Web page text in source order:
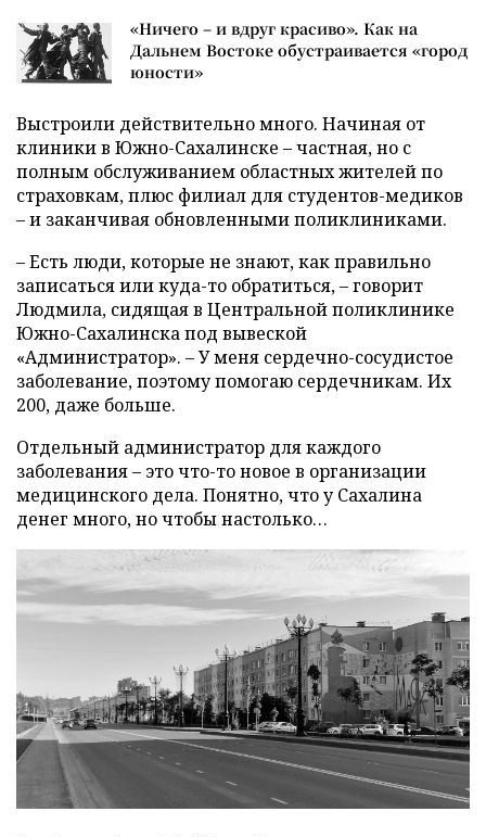
«Ничего – и вдруг красиво». Как на
Дальнем Востоке обустраивается «город
юности»
Выстроили действительно много. Начиная от
клиники в Южно-Сахалинске – частная, но с
полным обслуживанием областных жителей по
страховкам, плюс филиал для студентов-медиков
– и заканчивая обновленными поликлиниками.
– Есть люди, которые не знают, как правильно
записаться или куда-то обратиться, – говорит
Людмила, сидящая в Центральной поликлинике
Южно-Сахалинска под вывеской
«Администратор». – У меня сердечно-сосудистое
заболевание, поэтому помогаю сердечникам. Их
200, даже больше.
Отдельный администратор для каждого
заболевания – это что-то новое в организации
медицинского дела. Понятно, что у Сахалина
денег много, но чтобы настолько…